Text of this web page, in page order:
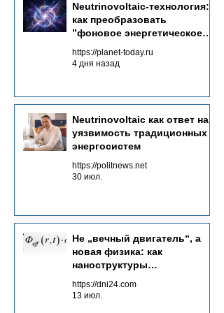
концентрацию мощных источников, а
через системный сбор рассеянной
фоновой энергии из множества каналов.
Neutrinovoltaic‑технология:
как преобразовать
”фоновое энергетическое
https://planet-today.ru
4 дня назад
Neutrinovoltaic как ответ на
уязвимость традиционных
энергосистем
https://politnews.net
30 июл.
Не „вечный двигатель“, а
новая физика: как
наноструктуры
излучений в электричество
https://dni24.com
13 июл.